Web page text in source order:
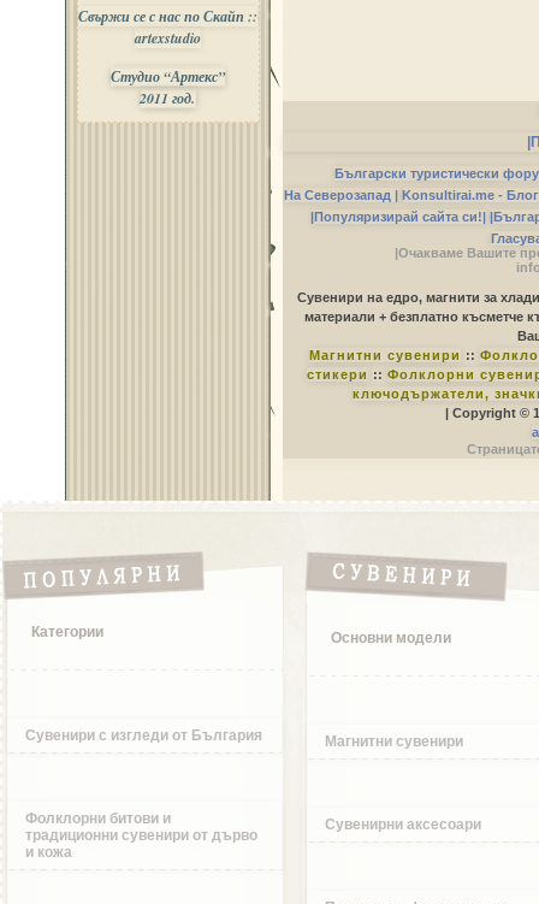
Свържи се с нас по Скайп ::
artexstudio
Студио “Артекс”
2011 год.
Български туристически
На Северозапад | Konsultirai.me -
|Популяризирай сайта си!|
|Очакваме Вашите
Сувенири на едро, магнити за
материали + безплатно късметче
Магнитни сувенири ::
стикери :: Фолклорни
ключодържатели,
| Copyright ©
Категории
Сувенири с изгледи от България
Фолклорни битови и
традиционни сувенири от дърво
и кожа
Основни модели
Магнитни сувенири
Сувенирни аксесоари